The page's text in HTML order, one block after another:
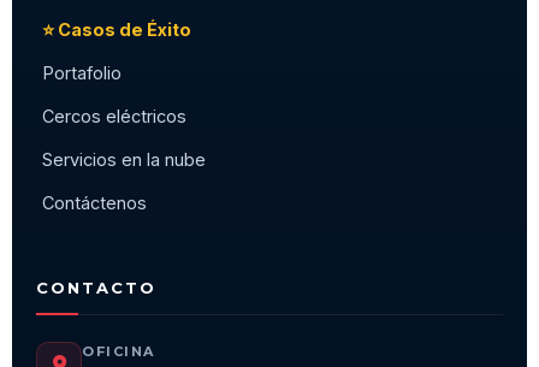
⭐ Casos de Éxito
Portafolio
Cercos eléctricos
Servicios en la nube
Contáctenos
CONTACTO
OFICINA